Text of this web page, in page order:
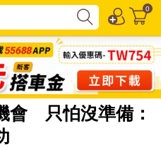
0
會 只怕沒準備：